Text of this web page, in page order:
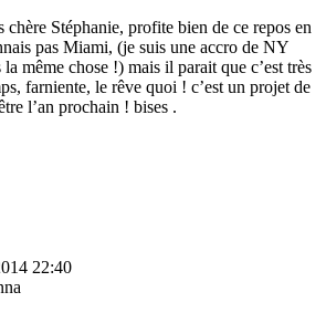
chère Stéphanie, profite bien de ce repos en
pas Miami, (je suis une accro de NY
la même chose !) mais il parait que c’est très
farniente, le rêve quoi ! c’est un projet de
l’an prochain ! bises .
22:40